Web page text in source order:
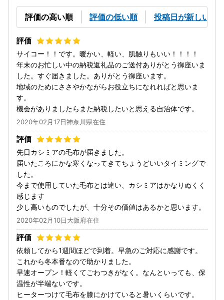
評価の高い順 評価の低い順 投稿日が新しい順
サイコー！！です。暖かい、軽い、肌触りもいい！！！！
年末のお忙しい中の納税返礼品のご送付ありがとう御座いま
した。すぐ届きました。ありがとう御座います。
地域のためにささやかながらお役立ちになれればと思いま
す。
機会がありましたらまた納税したいと思える自治体です。
2020年02月17日神奈川県在住
先日カシミアの毛布が届きました。
届いたころにかな寒くなってきてちょうどいいタイミングで
した。
今まで使用していた毛布とは違い、カシミアはかなりぬくく
感じます
少し高いものでしたが、十分その価値はあるかと思います。
2020年02月10日大阪府在住
依頼してから1週間ほどで到着。早急のご対応に感謝です。
これから冬本番なので助かりました。
早速オープン！軽くてごわつきがなく。なんといっても、保
温性が半端ないです。
ヒーターつけて毛布を膝にかけていると暑いくらいです。